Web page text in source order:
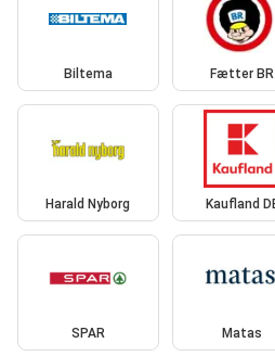
Biltema Fætter BR
Harald Nyborg Kaufland
SPAR Matas